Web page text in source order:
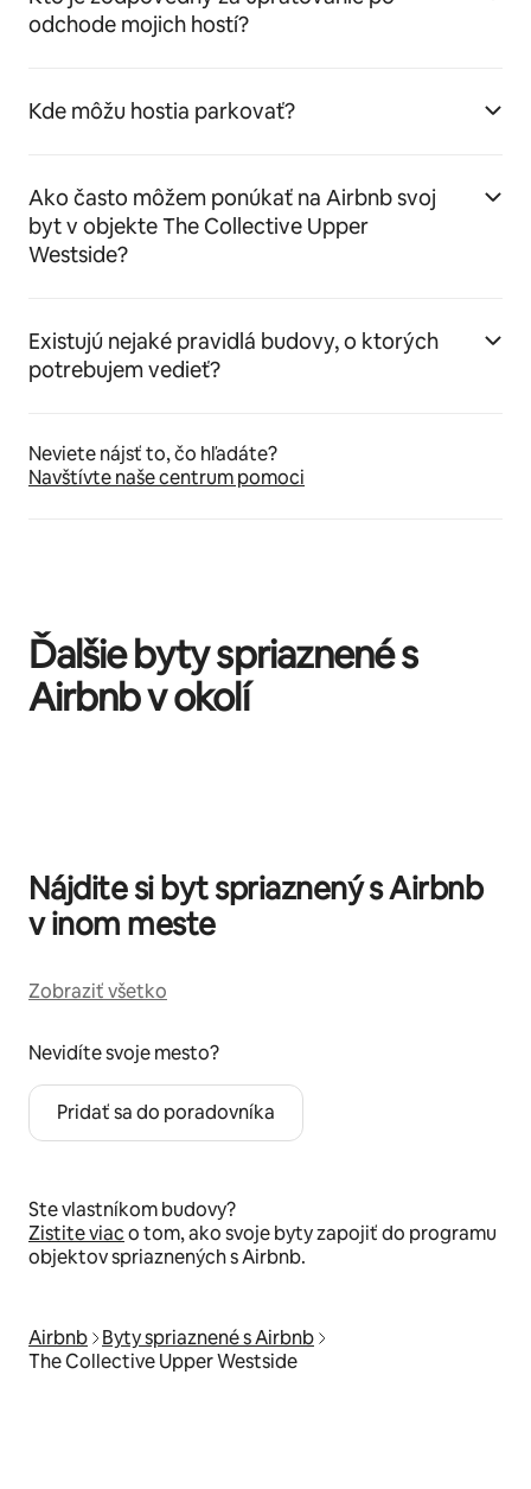
odchode mojich hostí?
Kde môžu hostia parkovať?
Ako často môžem ponúkať na Airbnb svoj
byt v objekte The Collective Upper
Westside?
Existujú nejaké pravidlá budovy, o ktorých
potrebujem vedieť?
Neviete nájsť to, čo hľadáte?
Navštívte naše centrum pomoci
Ďalšie byty spriaznené s
Airbnb v okolí
Nájdite si byt spriaznený s Airbnb
v inom meste
Zobraziť všetko
Nevidíte svoje mesto?
Pridať sa do poradovníka
Ste vlastníkom budovy?
Zistite viaco tom, ako svoje byty zapojiť do programu
objektov spriaznených s Airbnb.
Airbnb
Byty spriaznené s Airbnb
The Collective Upper Westside